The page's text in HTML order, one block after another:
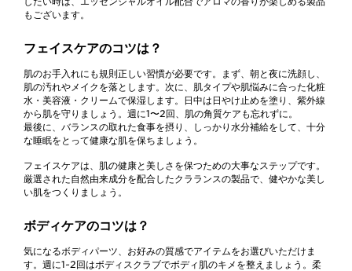
もございます。
フェイスケアのコツは？
肌のお手入れにも規則正しい習慣が必要です。まず、朝と夜に洗顔し、
肌の汚れやメイクを落とします。次に、肌タイプや肌悩みに合った化粧
水・美容液・クリームで保湿します。日中は日やけ止めを塗り、紫外線
から肌を守りましょう。週に1〜2回、肌の角質ケアも忘れずに。
最後に、バランスの取れた食事を摂り、しっかり水分補給をして、十分
な睡眠をとって健康な肌を保ちましょう。
フェイスケアは、肌の健康と美しさを保つための大事なステップです。
厳選された自然由来成分を配合したクラランスの製品で、健やかな美し
い肌をつくりましょう。
ボディケアのコツは？
気になるボディパーツ、お好みの質感でアイテムをお選びいただけま
す。週に1~2回はボディスクラブでボディ肌のキメを整えましょう。柔